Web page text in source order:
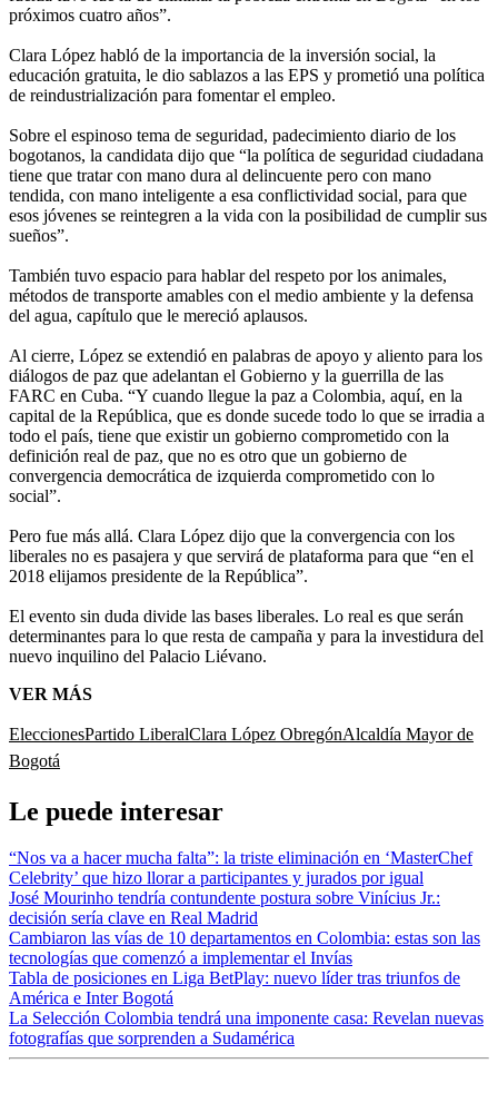
próximos cuatro años”.
Clara López habló de la importancia de la inversión social, la
educación gratuita, le dio sablazos a las EPS y prometió una política
de reindustrialización para fomentar el empleo.
Sobre el espinoso tema de seguridad, padecimiento diario de los
bogotanos, la candidata dijo que “la política de seguridad ciudadana
tiene que tratar con mano dura al delincuente pero con mano
tendida, con mano inteligente a esa conflictividad social, para que
esos jóvenes se reintegren a la vida con la posibilidad de cumplir sus
sueños”.
También tuvo espacio para hablar del respeto por los animales,
métodos de transporte amables con el medio ambiente y la defensa
del agua, capítulo que le mereció aplausos.
Al cierre, López se extendió en palabras de apoyo y aliento para los
diálogos de paz que adelantan el Gobierno y la guerrilla de las
FARC en Cuba. “Y cuando llegue la paz a Colombia, aquí, en la
capital de la República, que es donde sucede todo lo que se irradia a
todo el país, tiene que existir un gobierno comprometido con la
definición real de paz, que no es otro que un gobierno de
convergencia democrática de izquierda comprometido con lo
social”.
Pero fue más allá. Clara López dijo que la convergencia con los
liberales no es pasajera y que servirá de plataforma para que “en el
2018 elijamos presidente de la República”.
El evento sin duda divide las bases liberales. Lo real es que serán
determinantes para lo que resta de campaña y para la investidura del
nuevo inquilino del Palacio Liévano.
VER MÁS
EleccionesPartido LiberalClara López ObregónAlcaldía Mayor de
Bogotá
Le puede interesar
“Nos va a hacer mucha falta”: la triste eliminación en ‘MasterChef
Celebrity’ que hizo llorar a participantes y jurados por igual
José Mourinho tendría contundente postura sobre Vinícius Jr.:
decisión sería clave en Real Madrid
Cambiaron las vías de 10 departamentos en Colombia: estas son las
tecnologías que comenzó a implementar el Invías
Tabla de posiciones en Liga BetPlay: nuevo líder tras triunfos de
América e Inter Bogotá
La Selección Colombia tendrá una imponente casa: Revelan nuevas
fotografías que sorprenden a Sudamérica